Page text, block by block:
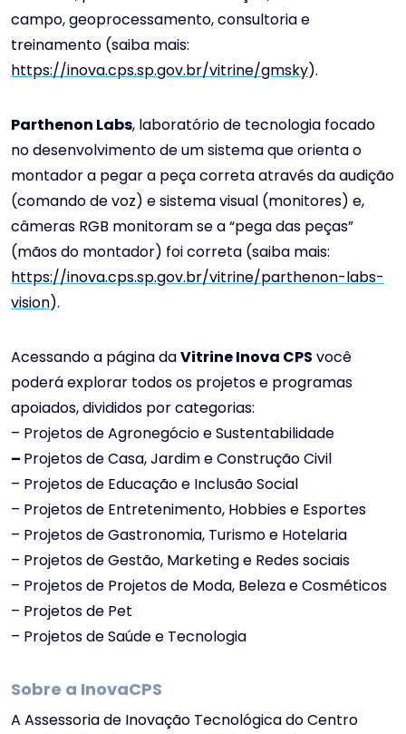
campo, geoprocessamento, consultoria e
treinamento (saiba mais:
https://inova.cps.sp.gov.br/vitrine/gmsky).
Parthenon Labs, laboratório de tecnologia focado
no desenvolvimento de um sistema que orienta o
montador a pegar a peça correta através da audição
(comando de voz) e sistema visual (monitores) e,
câmeras RGB monitoram se a “pega das peças”
(mãos do montador) foi correta (saiba mais:
https://inova.cps.sp.gov.br/vitrine/parthenon-labs-
vision).
Acessando a página daVitrine Inova CPS você
poderá explorar todos os projetos e programas
apoiados, divididos por categorias:
– Projetos de Agronegócio e Sustentabilidade
– Projetos de Casa, Jardim e Construção Civil
– Projetos de Educação e Inclusão Social
– Projetos de Entretenimento, Hobbies e Esportes
– Projetos de Gastronomia, Turismo e Hotelaria
– Projetos de Gestão, Marketing e Redes sociais
– Projetos de Projetos de Moda, Beleza e Cosméticos
– Projetos de Pet
– Projetos de Saúde e Tecnologia
Sobre a InovaCPS
A Assessoria de Inovação Tecnológica do Centro